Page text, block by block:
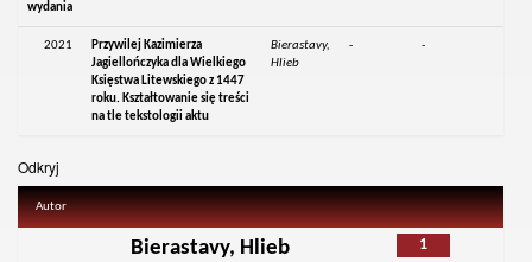
wydania
2021
Przywilej Kazimierza
Jagiellończyka dla Wielkiego
Księstwa Litewskiego z 1447
roku. Kształtowanie się treści
na tle tekstologii aktu
Bierastavy,
Hlieb
- -
Odkryj
Autor
1
Bierastavy, Hlieb